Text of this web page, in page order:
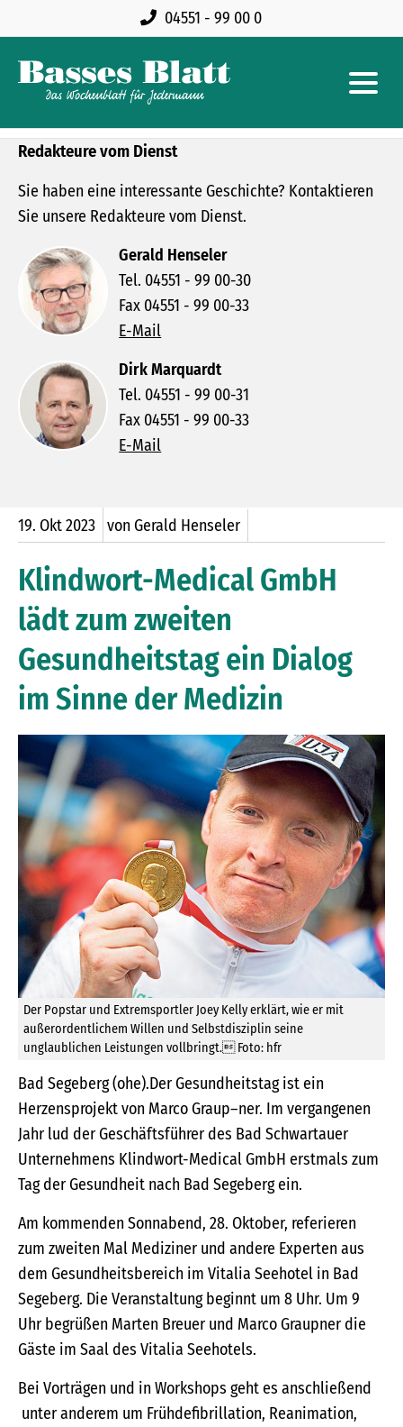
04551 - 99 00 0
Redakteure vom Dienst
Sie haben eine interessante Geschichte? Kontaktieren
Sie unsere Redakteure vom Dienst.
Gerald Henseler
Tel. 04551 - 99 00-30
Fax 04551 - 99 00-33
E-Mail
Dirk Marquardt
Tel. 04551 - 99 00-31
Fax 04551 - 99 00-33
E-Mail
19. Okt2023 von Gerald Henseler
Klindwort-Medical GmbH
lädt zum zweiten
Gesundheitstag ein Dialog
im Sinne der Medizin
Der Popstar und Extremsportler Joey Kelly erklärt, wie er mit
außerordentlichem Willen und Selbstdisziplin seine
unglaublichen Leistungen vollbringt. Foto: hfr
Bad Segeberg (ohe).Der Gesundheitstag ist ein
Herzensprojekt von Marco Graup–ner. Im vergangenen
Jahr lud der Geschäftsführer des Bad Schwartauer
Unternehmens Klindwort-Medical GmbH erstmals zum
Tag der Gesundheit nach Bad Segeberg ein.
Am kommenden Sonnabend, 28. Oktober, referieren
zum zweiten Mal Mediziner und andere Experten aus
dem Gesundheitsbereich im Vitalia Seehotel in Bad
Segeberg. Die Veranstaltung beginnt um 8 Uhr. Um 9
Uhr begrüßen Marten Breuer und Marco Graupner die
Gäste im Saal des Vitalia Seehotels.
Bei Vorträgen und in Workshops geht es anschließend
unter anderem um Frühdefibrillation, Reanimation,